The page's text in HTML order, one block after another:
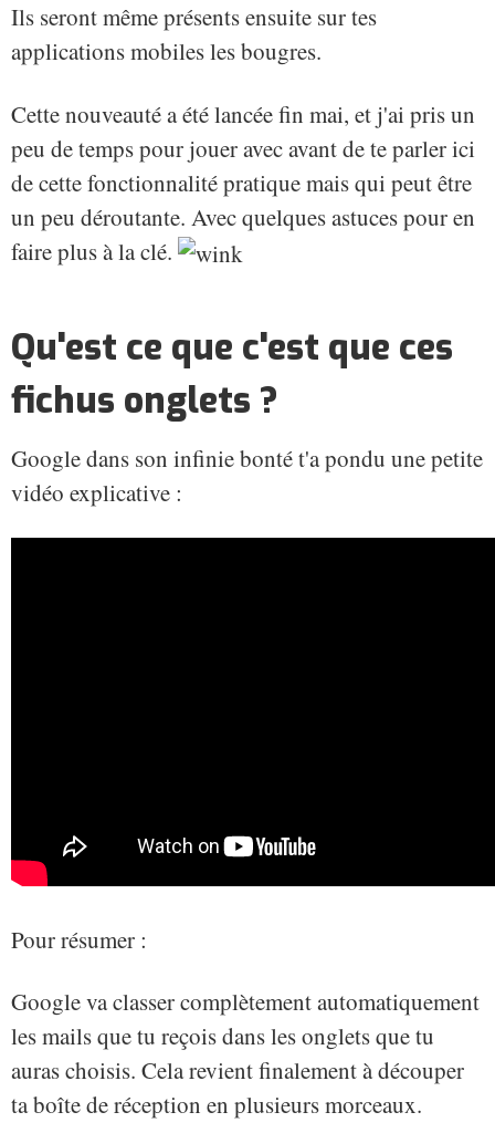
Ils seront même présents ensuite sur tes
applications mobiles les bougres.
Cette nouveauté a été lancée fin mai, et j'ai pris un
peu de temps pour jouer avec avant de te parler ici
de cette fonctionnalité pratique mais qui peut être
un peu déroutante. Avec quelques astuces pour en
faire plus à la clé.
Qu'est ce que c'est que ces
fichus onglets ?
Google dans son infinie bonté t'a pondu une petite
vidéo explicative :
Pour résumer :
Google va classer complètement automatiquement
les mails que tu reçois dans les onglets que tu
auras choisis. Cela revient finalement à découper
ta boîte de réception en plusieurs morceaux.